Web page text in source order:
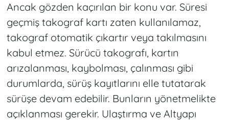
Ancak gözden kaçırılan bir konu var. Süresi
geçmiş takograf kartı zaten kullanılamaz,
takograf otomatik çıkartır veya takılmasını
kabul etmez. Sürücü takografı, kartın
arızalanması, kaybolması, çalınması gibi
durumlarda, sürüş kayıtlarını elle tutatarak
sürüşe devam edebilir. Bunların yönetmelikte
açıklanması gerekir. Ulaştırma ve Altyapı